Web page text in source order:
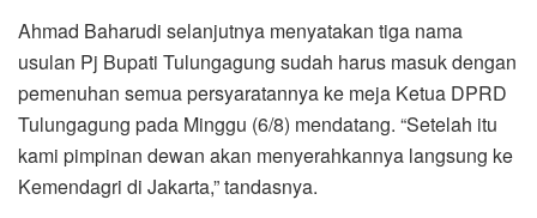
Ahmad Baharudi selanjutnya menyatakan tiga nama
usulan Pj Bupati Tulungagung sudah harus masuk dengan
pemenuhan semua persyaratannya ke meja Ketua DPRD
Tulungagung pada Minggu (6/8) mendatang. “Setelah itu
kami pimpinan dewan akan menyerahkannya langsung ke
Kemendagri di Jakarta,” tandasnya.